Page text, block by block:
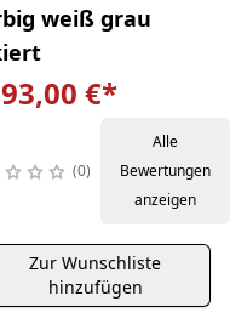
weiß grau
€*
0
Alle
Bewertungen
anzeigen
Zur Wunschliste
hinzufügen